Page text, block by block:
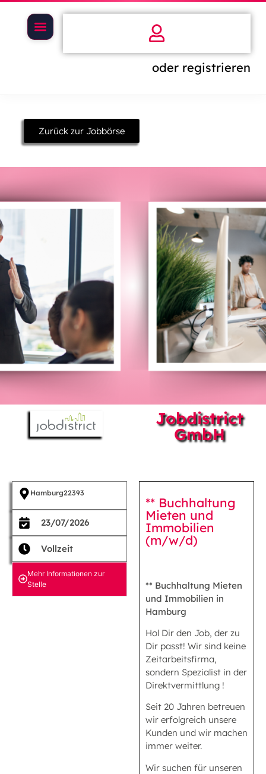
oder registrieren
Zurück zur Jobbörse
Jobdistrict
GmbH
Hamburg22393
23/07/2026
Vollzeit
Mehr Informationen zur
Stelle
** Buchhaltung
Mieten und
Immobilien
(m/w/d)
** Buchhaltung Mieten
und Immobilien in
Hamburg
Hol Dir den Job, der zu
Dir passt! Wir sind keine
Zeitarbeitsfirma,
sondern Spezialist in der
Direktvermittlung !
Seit 20 Jahren betreuen
wir erfolgreich unsere
Kunden und wir machen
immer weiter.
Wir suchen für unseren